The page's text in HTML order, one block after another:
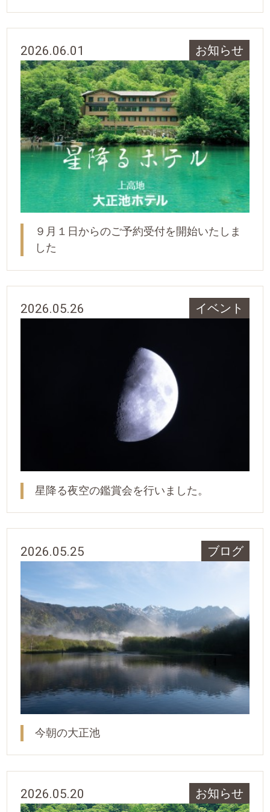
2026.06.01 お知らせ
９月１日からのご予約受付を開始いたしま
した
2026.05.26 イベント
星降る夜空の鑑賞会を行いました。
2026.05.25 ブログ
今朝の大正池
2026.05.20 お知らせ